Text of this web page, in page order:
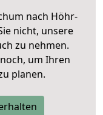
nach Höhr-
nicht, unsere
zu nehmen.
um Ihren
planen.